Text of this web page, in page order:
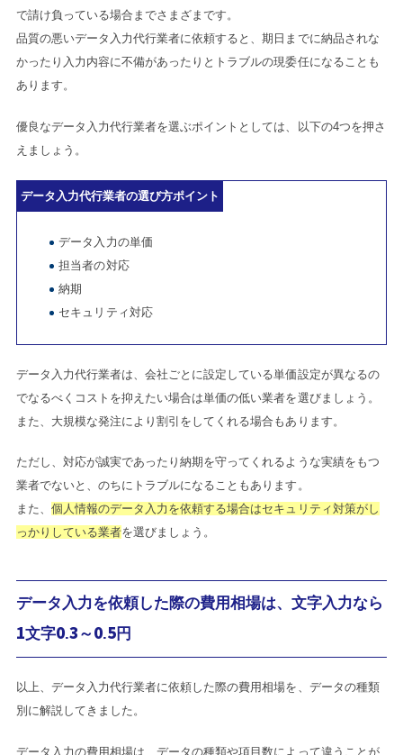
で請け負っている場合までさまざまです。
品質の悪いデータ入力代行業者に依頼すると、期日までに納品されな
かったり入力内容に不備があったりとトラブルの現委任になることも
あります。
優良なデータ入力代行業者を選ぶポイントとしては、以下の4つを押さ
えましょう。
データ入力代行業者の選び方ポイント
データ入力の単価
担当者の対応
納期
セキュリティ対応
データ入力代行業者は、会社ごとに設定している単価設定が異なるの
でなるべくコストを抑えたい場合は単価の低い業者を選びましょう。
また、大規模な発注により割引をしてくれる場合もあります。
ただし、対応が誠実であったり納期を守ってくれるような実績をもつ
業者でないと、のちにトラブルになることもあります。
また、 個人情報のデータ入力を依頼する場合はセキュリティ対策がし
っかりしている業者を選びましょう。
データ入力を依頼した際の費用相場は、文字入力なら
1文字0.3～0.5円
以上、データ入力代行業者に依頼した際の費用相場を、データの種類
別に解説してきました。
データ入力の費用相場は、データの種類や項目数によって違うことが